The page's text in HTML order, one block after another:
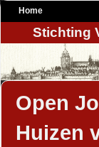
Home
Stichting
Open
Huizen